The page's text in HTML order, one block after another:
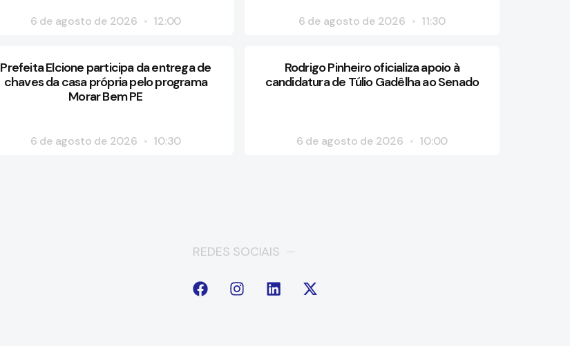
6 de agosto de 2026 12:00 6 de agosto de 2026 11:30
Prefeita Elcione participa da entrega de
chaves da casa própria pelo programa
Morar Bem PE
6 de agosto de 2026 10:30
Rodrigo Pinheiro oficializa apoio à
candidatura de Túlio Gadêlha ao Senado
6 de agosto de 2026 10:00
REDES SOCIAIS